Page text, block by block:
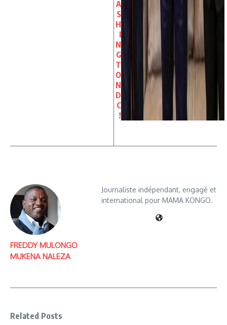
A
S
H
I
N
G
T
O
N
D
C
!
FREDDY MULONGO
MUKENA NALEZA
Journaliste indépendant, engagé et
international pour MAMA KONGO.
Related Posts